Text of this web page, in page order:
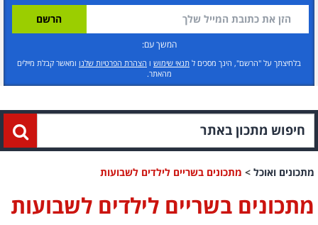
המשך עם:
בלחיצתך על "הרשם", הינך מסכים ל תנאי שימוש ו הצהרת הפרטיות שלנו ומאשר קבלת מיילים
מהאתר.
מתכונים ואוכל > מתכונים בשריים לילדים לשבועות
מתכונים בשריים לילדים לשבועות